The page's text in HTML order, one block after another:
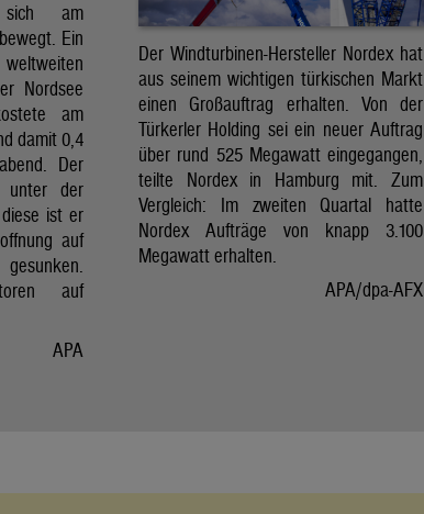
am
Ein
Nordsee
am
damit 0,4
Der
unter der
ist er
auf
auf
APA
Der Windturbinen-Hersteller Nordex hat
aus seinem wichtigen türkischen Markt
einen Großauftrag erhalten. Von der
Türkerler Holding sei ein neuer Auftrag
über rund 525 Megawatt eingegangen,
teilte Nordex in Hamburg mit. Zum
Vergleich: Im zweiten Quartal hatte
Nordex Aufträge von knapp 3.100
Megawatt erhalten.
APA/dpa-AFX